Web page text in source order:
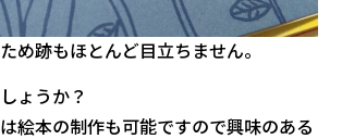
め跡もほとんど目立ちません。
ょうか？
絵本の制作も可能ですので興味のある